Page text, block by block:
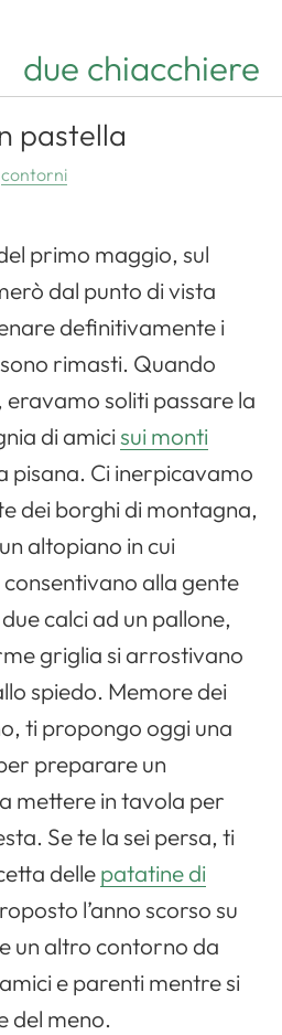
due chiacchiere
pastella
contorni
primo maggio, sul
dal punto di vista
definitivamente i
rimasti. Quando
eravamo soliti passare la
di amicisui monti
pisana. Ci inerpicavamo
dei borghi di montagna,
altopiano in cui
alla gente
calci ad un pallone,
griglia si arrostivano
spiedo. Memore dei
ti propongo oggi una
preparare un
mettere in tavola per
Se te la sei persa, ti
dellepatatine di
l’anno scorso su
un altro contorno da
e parenti mentre si
del meno.